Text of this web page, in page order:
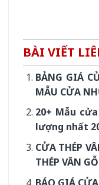
BÀI VIẾT
BẢNG GIÁ
MẪU CỬA
20+ Mẫu
lượng nhất
CỬA THÉP
THÉP VÂN